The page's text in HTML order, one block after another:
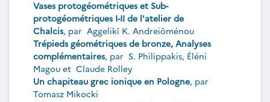
Vases protogéométriques et Sub-
protogéométriques I-II de l'atelier de
Chalcis, par Aggelikī K. Andreiōménou
Trépieds géométriques de bronze, Analyses
complémentaires, par S. Philippakis, Éléni
Magou et Claude Rolley
Un chapiteau grec ionique en Pologne, par
Tomasz Mikocki